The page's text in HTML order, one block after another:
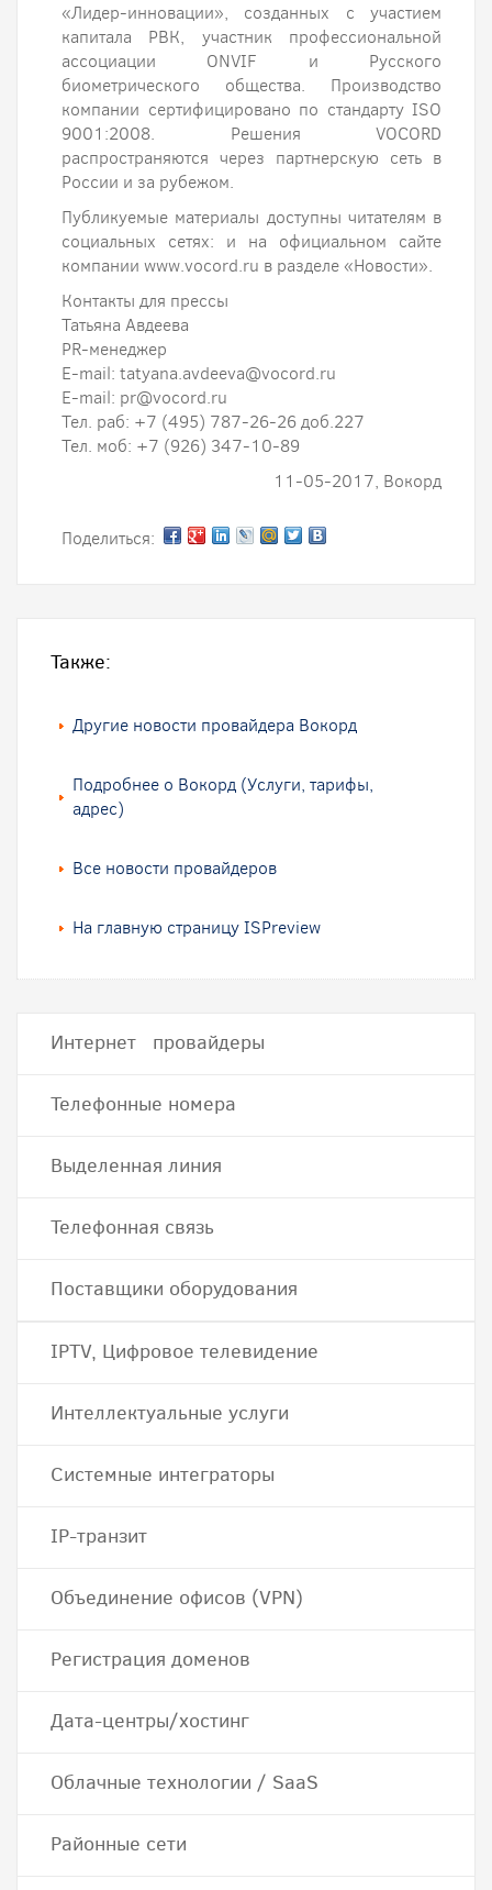
«Лидер-инновации», созданных с участием
капитала РВК, участник профессиональной
ассоциации ONVIF и Русского
биометрического общества. Производство
компании сертифицировано по стандарту ISO
9001:2008. Решения VOCORD
распространяются через партнерскую сеть в
России и за рубежом.
Публикуемые материалы доступны читателям в
социальных сетях: и на официальном сайте
компании www.vocord.ru в разделе «Новости».
Контакты для прессы
Татьяна Авдеева
PR-менеджер
E-mail: tatyana.avdeeva@vocord.ru
E-mail: pr@vocord.ru
Тел. раб: +7 (495) 787-26-26 доб.227
Тел. моб: +7 (926) 347-10-89
11-05-2017, Вокорд
Поделиться:
Также:
Другие новости провайдера Вокорд
Подробнее о Вокорд (Услуги, тарифы,
адрес)
Все новости провайдеров
На главную страницу ISPreview
Интернет провайдеры
Телефонные номера
Выделенная линия
Телефонная связь
Поставщики оборудования
IPTV, Цифровое телевидение
Интеллектуальные услуги
Системные интеграторы
IP-транзит
Объединение офисов (VPN)
Регистрация доменов
Дата-центры/хостинг
Облачные технологии / SaaS
Районные сети